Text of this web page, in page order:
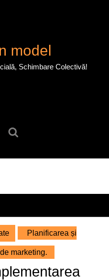
model
Schimbare Colectivă!
Planificarea și
marketing.